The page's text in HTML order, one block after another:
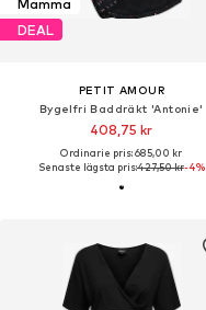
Mamma
DEAL
PETIT AMOUR
Bygelfri Baddräkt 'Antonie'
408,75 kr
Ordinarie pris: 685,00 kr
Senaste lägsta pris:427,50 kr-4%